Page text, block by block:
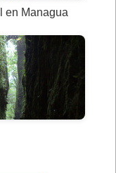
en Managua